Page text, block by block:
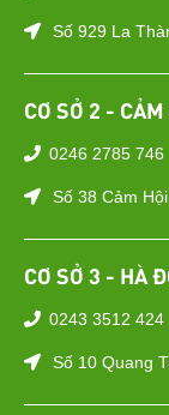
Số 929 La
CƠ SỞ 2 - CẢM
0246 2785 746
Số 38 Cảm
CƠ SỞ 3 - HÀ
0243 3512 424
Số 10 Quang